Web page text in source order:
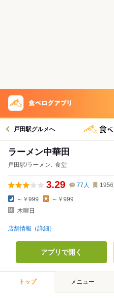
戸田駅グルメへ
ラーメン中華田
戸田駅/ラーメン､ 食堂
3.29 77 人 1956
～￥999
～￥999
木曜日
店舗情報（詳細）
アプリで開く
トップ メニュー